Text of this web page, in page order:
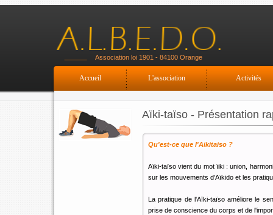
Association loi 1901 - 84100 Orange
Accueil L'association Activités
Aïki-taïso - Présentation
Qu'est-ce que l'Aikitaiso ?
Aïki-taïso vient du mot ïiki : union,
sur les mouvements d'Aïkido et les
La pratique de l'Aïki-taïso améliore le
prise de conscience du corps et de